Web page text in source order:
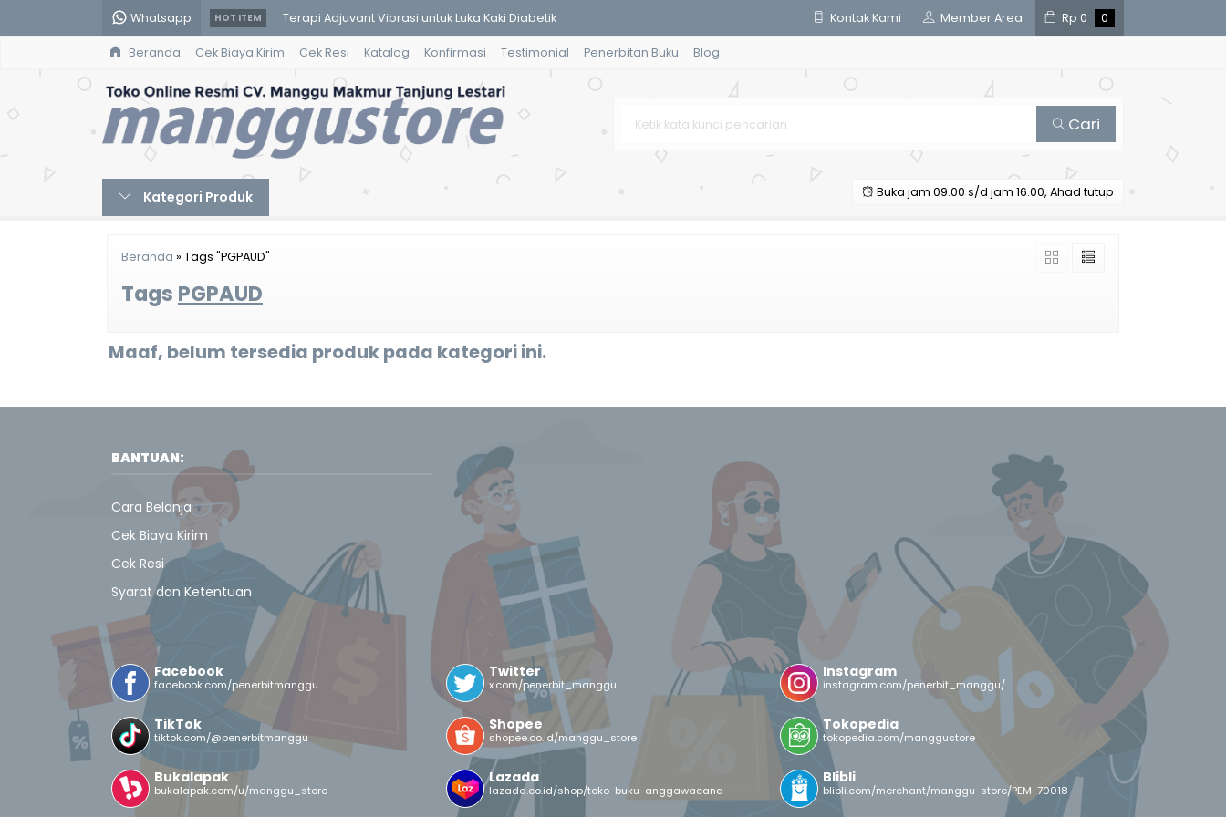
Whatsapp HOT ITEM Terapi Adjuvant Vibrasi untuk Luka Kaki Diabetik
Asuhan Kebidanan Pasca Salin
Manajemen Peserta Didik dalam Konteks Peningkatan
Empat Pilar Berbangsa dan Bernegara
Pokoknya Filsafat - E. Mulya Syamsul
Kontak Kami Member Area Rp 0 0
Beranda Cek Biaya Kirim Cek Resi Katalog Konfirmasi Testimonial Penerbitan Buku Blog
Cari
Kategori Produk Buka jam 09.00 s/d jam 16.00, Ahad tutup
Beranda » Tags "PGPAUD"
Tags PGPAUD
Maaf, belum tersedia produk pada kategori ini.
BANTUAN:
Cara Belanja
Cek Biaya Kirim
Cek Resi
Syarat dan Ketentuan
Facebook
facebook.com/penerbitmanggu
Twitter
x.com/penerbit_manggu
Instagram
instagram.com/penerbit_manggu/
TikTok
tiktok.com/@penerbitmanggu
Shopee
shopee.co.id/manggu_store
Tokopedia
tokopedia.com/manggustore
Bukalapak
bukalapak.com/u/manggu_store
Lazada
lazada.co.id/shop/toko-buku-anggawacana
Blibli
blibli.com/merchant/manggu-store/PEM-70018